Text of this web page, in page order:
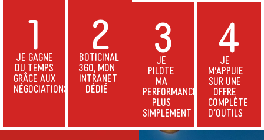
1
JE GAGNE
DU TEMPS
GRÂCE AUX
NÉGOCIATIONS
2
BOTICINAL
360, MON
INTRANET
DÉDIÉ
3
JE
PILOTE
MA
PERFORMANCE
PLUS
SIMPLEMENT
4
JE
M'APPUIE
SUR UNE
OFFRE
COMPLÈTE
D’OUTILS